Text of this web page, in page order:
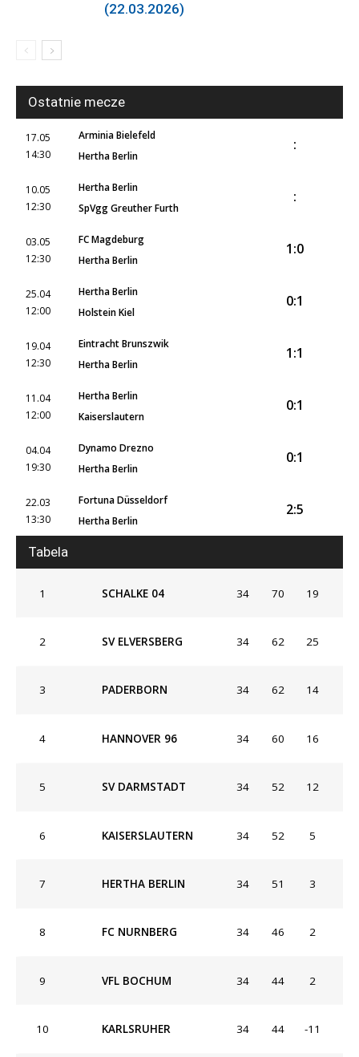
(22.03.2026)
Ostatnie mecze
17.05
14:30
Arminia Bielefeld
Hertha Berlin
:
10.05
12:30
Hertha Berlin
SpVgg Greuther Furth
:
03.05
12:30
FC Magdeburg
Hertha Berlin
1:0
25.04
12:00
Hertha Berlin
Holstein Kiel
0:1
19.04
12:30
Eintracht Brunszwik
Hertha Berlin
1:1
11.04
12:00
Hertha Berlin
Kaiserslautern
0:1
04.04
19:30
Dynamo Drezno
Hertha Berlin
0:1
22.03
13:30
Fortuna Düsseldorf
Hertha Berlin
2:5
Tabela
1 SCHALKE 04 34 70 19
2 SV ELVERSBERG 34 62 25
3 PADERBORN 34 62 14
4 HANNOVER 96 34 60 16
5 SV DARMSTADT 34 52 12
6 KAISERSLAUTERN 34 52 5
7 HERTHA BERLIN 34 51 3
8 FC NURNBERG 34 46 2
9 VFL BOCHUM 34 44 2
10 KARLSRUHER 34 44 -11